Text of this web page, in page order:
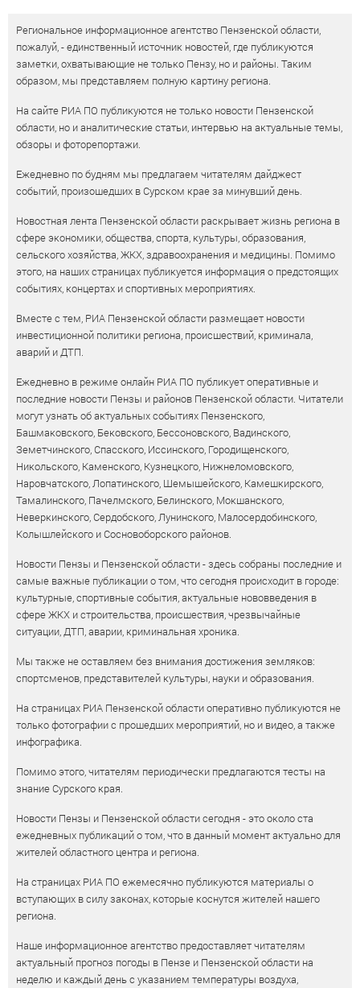
Региональное информационное агентство Пензенской области,
пожалуй, - единственный источник новостей, где публикуются
заметки, охватывающие не только Пензу, но и районы. Таким
образом, мы представляем полную картину региона.
На сайте РИА ПО публикуются не только новости Пензенской
области, но и аналитические статьи, интервью на актуальные темы,
обзоры и фоторепортажи.
Ежедневно по будням мы предлагаем читателям дайджест
событий, произошедших в Сурском крае за минувший день.
Новостная лента Пензенской области раскрывает жизнь региона в
сфере экономики, общества, спорта, культуры, образования,
сельского хозяйства, ЖКХ, здравоохранения и медицины. Помимо
этого, на наших страницах публикуется информация о предстоящих
событиях, концертах и спортивных мероприятиях.
Вместе с тем, РИА Пензенской области размещает новости
инвестиционной политики региона, происшествий, криминала,
аварий и ДТП.
Ежедневно в режиме онлайн РИА ПО публикует оперативные и
последние новости Пензы и районов Пензенской области. Читатели
могут узнать об актуальных событиях Пензенского,
Башмаковского, Бековского, Бессоновского, Вадинского,
Земетчинского, Спасского, Иссинского, Городищенского,
Никольского, Каменского, Кузнецкого, Нижнеломовского,
Наровчатского, Лопатинского, Шемышейского, Камешкирского,
Тамалинского, Пачелмского, Белинского, Мокшанского,
Неверкинского, Сердобского, Лунинского, Малосердобинского,
Колышлейского и Сосновоборского районов.
Новости Пензы и Пензенской области - здесь собраны последние и
самые важные публикации о том, что сегодня происходит в городе:
культурные, спортивные события, актуальные нововведения в
сфере ЖКХ и строительства, происшествия, чрезвычайные
ситуации, ДТП, аварии, криминальная хроника.
Мы также не оставляем без внимания достижения земляков:
спортсменов, представителей культуры, науки и образования.
На страницах РИА Пензенской области оперативно публикуются не
только фотографии с прошедших мероприятий, но и видео, а также
инфографика.
Помимо этого, читателям периодически предлагаются тесты на
знание Сурского края.
Новости Пензы и Пензенской области сегодня - это около ста
ежедневных публикаций о том, что в данный момент актуально для
жителей областного центра и региона.
На страницах РИА ПО ежемесячно публикуются материалы о
вступающих в силу законах, которые коснутся жителей нашего
региона.
Наше информационное агентство предоставляет читателям
актуальный прогноз погоды в Пензе и Пензенской области на
неделю и каждый день с указанием температуры воздуха,